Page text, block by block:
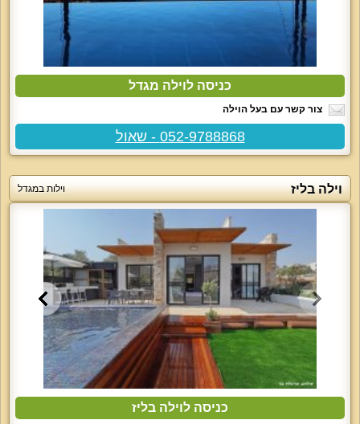
כניסה לוילה מגדל
צור קשר עם בעל הוילה
052-9788868 - שאול
וילה בליז וילות במגדל
כניסה לוילה בליז